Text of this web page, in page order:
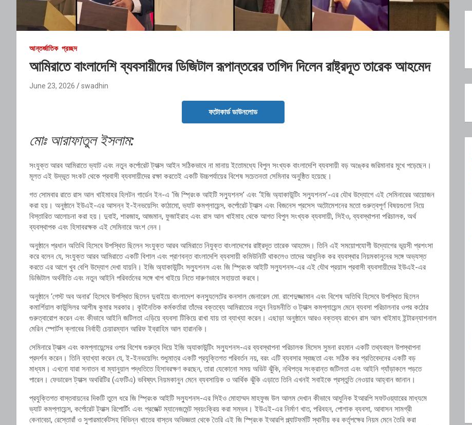
আন্তর্জাতিক প্রচ্ছদ
আমিরাতে বাংলাদেশি ব্যবসায়ীদের ডিজিটাল রূপান্তরের তাগিদ দিলেন রাষ্ট্রদূত তারেক আহমেদ
June 23, 2026 swadhin
ফটোকার্ড ডাউনলোড
মোঃ আরাফাতুল ইসলাম:
সংযুক্ত আরব আমিরাতে ভ্যাট এবং নতুন কর্পোরেট ট্যাক্স আইন সঠিকভাবে না মানায় ইতোমধ্যে বিপুল সংখ্যক বাংলাদেশি ব্যবসায়ী বড় অঙ্কের জরিমানার মুখে পড়েছেন।
মূলত এই উদ্ভূত সংকট থেকে প্রবাসী ব্যবসায়ীদের রক্ষা করতেই একটি উচ্চপর্যায়ের বিশেষ সচেতনতা সেমিনার অনুষ্ঠিত হয়েছে।
গত সোমবার রাতে রাস আল খাইমাহর হিলটন গার্ডেন ইন-এ ‘জি স্প্রিংক আইটি সল্যুশনস’ এবং ‘ইজি অ্যাকাউন্টিং সল্যুশনস’-এর যৌথ উদ্যোগে এই সেমিনারের আয়োজন
করা হয়। অনুষ্ঠানে ইউএই-এর আসন্ন ই-ইনভয়েসিং কাঠামো, ভ্যাট কমপ্লায়েন্স, কর্পোরেট ট্যাক্স এবং বিজনেস প্রসেস অটোমেশনের মতো গুরুত্বপূর্ণ বিষয়গুলো নিয়ে
বিস্তারিত আলোচনা করা হয়। দুবাই, শারজাহ, আজমান, ফুজাইরাহ এবং রাস আল খাইমাহ থেকে আগত বিপুল সংখ্যক ব্যবসায়ী, সিইও, ব্যবস্থাপনা পরিচালক, অর্থ
ব্যবস্থাপক এবং হিসাবরক্ষক এই সেমিনারে অংশ নেন।
অনুষ্ঠানে প্রধান অতিথি হিসেবে উপস্থিত ছিলেন সংযুক্ত আরব আমিরাতে নিযুক্ত বাংলাদেশের রাষ্ট্রদূত তারেক আহমেদ। তিনি এই সময়োপযোগী উদ্যোগের ভূয়সী প্রশংসা
করে বলেন যে, সংযুক্ত আরব আমিরাতে একটি বিশাল এবং প্রাণবন্ত বাংলাদেশি ব্যবসায়ী কমিউনিটি থাকলেও তাদের আধুনিক কর ব্যবস্থার নিয়মকানুনের সঙ্গে অভ্যস্ত
করতে এর আগে খুব বেশি উদ্যোগ দেখা যায়নি। ইজি অ্যাকাউন্টিং সল্যুশনস এবং জি স্প্রিংক আইটি সল্যুশনস-এর এই যৌথ প্রয়াস প্রবাসী ব্যবসায়ীদের ইউএই-এর
ডিজিটাল অর্থনীতি এবং নতুন আইনি পরিবর্তনের সঙ্গে খাপ খাইয়ে নিতে দারুণভাবে সহায়তা করবে।
অনুষ্ঠানে ‘গেস্ট অব অনার’ হিসেবে উপস্থিত ছিলেন দুবাইয়ে বাংলাদেশ কনস্যুলেটের কনসাল জেনারেল মো. রাশেদুজ্জামান এবং বিশেষ অতিথি হিসেবে উপস্থিত ছিলেন
কমার্শিয়াল কাউন্সিলর আশীষ কুমার সরকার। কূটনৈতিক কর্মকর্তারা তাঁদের বক্তব্যে আমিরাতের নতুন নিয়মনীতি ও ট্যাক্স কমপ্লায়েন্স মেনে ব্যবসা পরিচালনার ওপর কঠোর
গুরুত্বারোপ করেন এবং কীভাবে আইনি জটিলতা এড়িয়ে ব্যবসা টিকিয়ে রাখা যায় তা ব্যাখ্যা করেন। এছাড়া অনুষ্ঠানে আরও বক্তব্য রাখেন রাস আল খাইমাহ ইন্টারন্যাশনাল
মেরিন স্পোর্টস ক্লাবের নির্বাহী চেয়ারম্যান আরিফ ইব্রাহিম আল হারানকি।
সেমিনারে ট্যাক্স এবং কমপ্লায়েন্সের ওপর বিশেষ গুরুত্ব দিয়ে ইজি অ্যাকাউন্টিং সল্যুশনস-এর ব্যবস্থাপনা পরিচালক মিসেস সুমনা রহমান একটি তথ্যবহুল উপস্থাপনা
প্রদর্শন করেন। তিনি ব্যাখ্যা করেন যে, ই-ইনভয়েসিং শুধুমাত্র একটি প্রযুক্তিগত পরিবর্তন নয়, বরং এটি ব্যবসার স্বচ্ছতা এবং সঠিক কর প্রতিবেদনের একটি বড়
মাধ্যম। এখনো যারা সনাতন বা ম্যানুয়াল পদ্ধতিতে হিসাবরক্ষণ করছেন, তারা যেকোনো সময় অডিট ঝুঁকি, নথিপত্র সংক্রান্ত জটিলতা এবং আইনি গ্যাঁড়াকলে পড়তে
পারেন। ফেডারেল ট্যাক্স অথরিটির (এফটিএ) ভবিষ্যৎ নিয়মকানুন মেনে ব্যবসায়িক ও আর্থিক ঝুঁকি এড়াতে তিনি এখনই সবাইকে প্রস্তুতি নেওয়ার আহ্বান জানান।
প্রযুক্তিগত বাস্তবায়নের দিকটি তুলে ধরে জি স্প্রিংক আইটি সল্যুশনস-এর সিইও মোহাম্মদ মাহফুজ উল আলম দেখান কীভাবে আধুনিক ইআরপি সফটওয়্যারের মাধ্যমে
ভ্যাট কমপ্লায়েন্স, কর্পোরেট ট্যাক্স রিপোর্টিং এবং প্রজেক্ট ম্যানেজমেন্ট স্বয়ংক্রিয় করা সম্ভব। ইউএই-এর নির্মাণ খাত, পরিবহন, পোশাক ব্যবসা, আবাসন সামগ্রী
কেনাবেচা, রেস্তোরাঁ ও সুপারমার্কেটসহ বিভিন্ন খাতের বাস্তব অভিজ্ঞতা থেকে তৈরি এই জি স্প্রিংক ইআরপি প্ল্যাটফর্মটি স্থানীয় কর কর্তৃপক্ষের নিয়ম মেনে তৈরি করা